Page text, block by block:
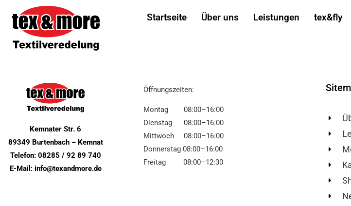
Startseite Über uns Leistungen tex&fly
Kategorie: Uncategorized
PDF’s
Kemnater Str. 6
89349 Burtenbach – Kemnat
Telefon: 08285 / 92 89 740
E-Mail: info@texandmore.de
Öffnungszeiten:
Montag 08:00–16:00
Dienstag 08:00–16:00
Mittwoch 08:00–16:00
Donnerstag 08:00–16:00
Freitag 08:00–12:30